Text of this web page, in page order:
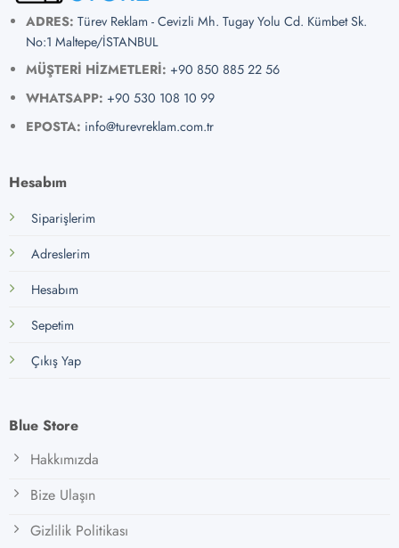
ADRES: Türev Reklam - Cevizli Mh. Tugay Yolu Cd. Kümbet Sk.
No:1 Maltepe/İSTANBUL
MÜŞTERİ HİZMETLERİ: +90 850 885 22 56
WHATSAPP: +90 530 108 10 99
EPOSTA: info@turevreklam.com.tr
Hesabım
Siparişlerim
Adreslerim
Hesabım
Sepetim
Çıkış Yap
Blue Store
Hakkımızda
Bize Ulaşın
Gizlilik Politikası